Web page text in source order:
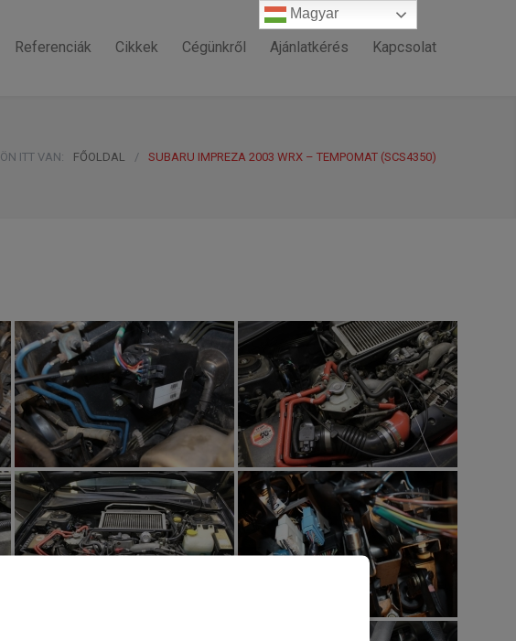
Referenciák Cikkek Cégünkről Ajánlatkérés Kapcsolat
ÖN ITT VAN: FŐOLDAL / SUBARU IMPREZA 2003 WRX – TEMPOMAT (SCS4350)
Magyar